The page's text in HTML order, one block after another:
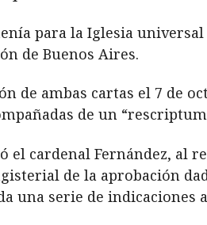
para la Iglesia
de Buenos Aires.
de ambas cartas el 7 de
de un
el cardenal Fernández, al
de la aprobación
una serie de